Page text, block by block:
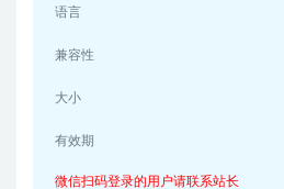
语言
兼容性
大小
有效期
微信扫码登录的用户请联系站长